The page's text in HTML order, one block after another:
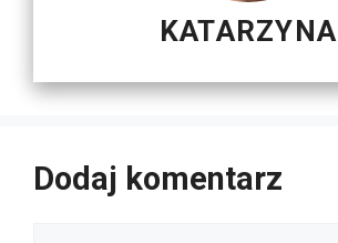
KATARZYNA
Dodaj komentarz